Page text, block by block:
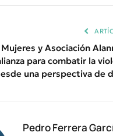
Mujeres y Asociación
para combatir la
una perspectiva de
Pedro Ferrera